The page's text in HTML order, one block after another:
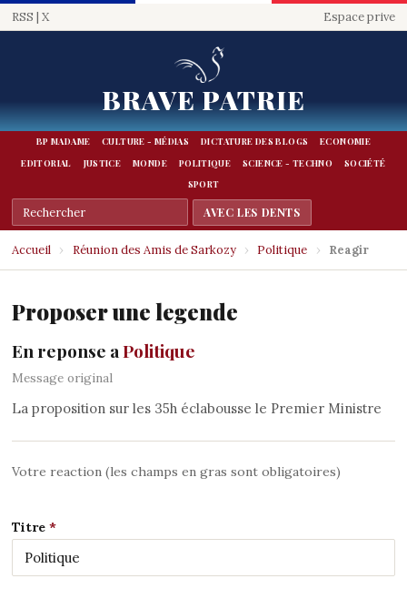
RSS | X Espace prive
BRAVE PATRIE
BP MADAME CULTURE - MÉDIAS DICTATURE DES BLOGS
ECONOMIE
EDITORIAL
JUSTICE MONDE POLITIQUE SCIENCE - TECHNO
SOCIÉTÉ
SPORT
Accueil › Réunion des Amis de Sarkozy › Politique › Reagir
Proposer une legende
En reponse aPolitique
Message original
La proposition sur les 35h éclabousse le Premier Ministre
Votre reaction (les champs en gras sont obligatoires)
Titre